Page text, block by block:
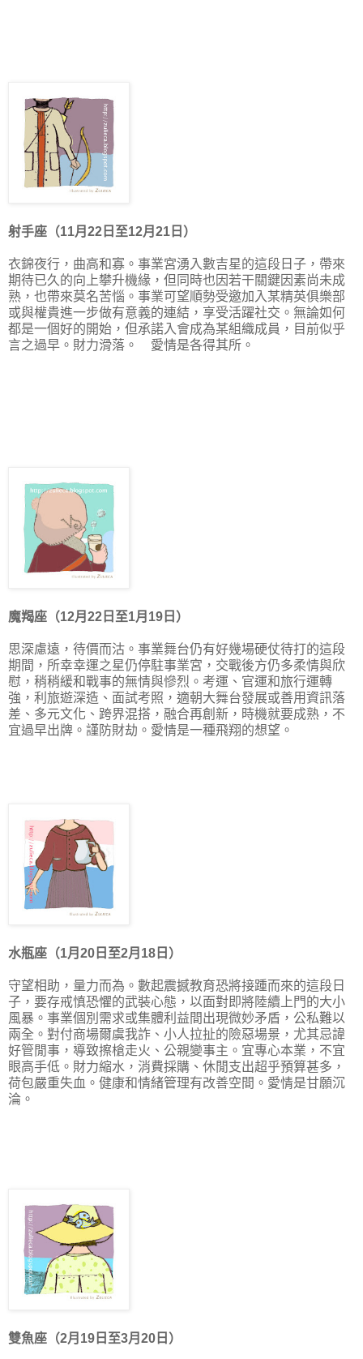
射手座（11月22日至12月21日）
衣錦夜行，曲高和寡。事業宮湧入數吉星的這段日子，帶來
期待已久的向上攀升機緣，但同時也因若干關鍵因素尚未成
熟，也帶來莫名苦惱。 事業可望順勢受邀加入某精英俱樂部
或與權貴進一步做有意義的連結，享受活躍社交。無論如何
都是一個好的開始，但承諾入會成為某組織成員，目前似乎
言之過早。財力滑落。
愛情是各得其所。
魔羯座（12月22日至1月19日）
思深慮遠，待價而沽。事業舞台仍有好幾場硬仗待打的這段
期間，所幸幸運之星仍停駐事業宮，交戰後方仍多柔情與欣
慰，稍稍緩和戰事的無情與慘烈。考運、官運和旅行運轉
強，利旅遊深造、面試考照，適朝大舞台發展或善用資訊落
差、多元文化、跨界混搭，融合再創新，時機就要成熟，不
宜過早出牌。謹防財劫。愛情是一種飛翔的想望。
水瓶座（1月20日至2月18日）
守望相助，量力而為。數起震撼教育恐將接踵而來的這段日
子，要存戒慎恐懼的武裝心態，以面對即將陸續上門的大小
風暴。 事業個別需求或集體利益間出現微妙矛盾，公私難以
兩全。對付商場爾虞我詐、小人拉扯的險惡場景，尤其忌諱
好管閒事，導致擦槍走火、公親變事主。宜專心本業，不宜
眼高手低。財力縮水，消費採購、休閒支出超乎預算甚多，
荷包嚴重失血。健康和情緒管理有改善空間。 愛情是甘願沉
淪。
雙魚座（2月19日至3月20日）